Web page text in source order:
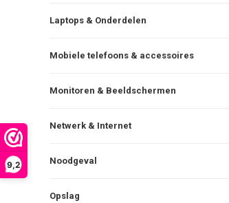
9,2
Laptops & Onderdelen
Mobiele telefoons & accessoires
Monitoren & Beeldschermen
Netwerk & Internet
Noodgeval
Opslag